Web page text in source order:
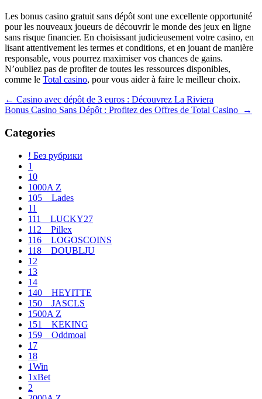
Les bonus casino gratuit sans dépôt sont une excellente opportunité
pour les nouveaux joueurs de découvrir le monde des jeux en ligne
sans risque financier. En choisissant judicieusement votre casino, en
lisant attentivement les termes et conditions, et en jouant de manière
responsable, vous pourrez maximiser vos chances de gains.
N’oubliez pas de profiter de toutes les ressources disponibles,
comme le Total casino, pour vous aider à faire le meilleur choix.
Navegación
de
entradas
← Casino avec dépôt de 3 euros : Découvrez La Riviera
Bonus Casino Sans Dépôt : Profitez des Offres de Total Casino
→
Categories
! Без рубрики
1
10
1000A Z
105__Lades
11
111__LUCKY27
112__Pillex
116__LOGOSCOINS
118__DOUBLJU
12
13
14
140__HEYITTE
150__JASCLS
1500A Z
151__KEKING
159__Oddmoal
17
18
1Win
1xBet
2